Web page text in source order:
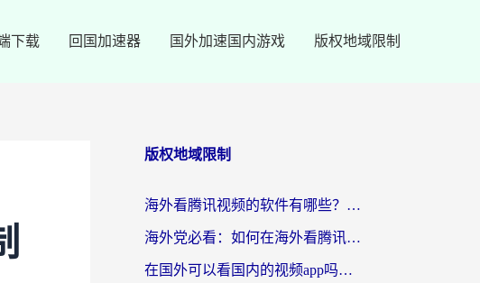
下载 回国加速器 国外加速国内游戏 版权地域限制
版权地域限制
海外看腾讯视频的软件有哪些？2026实测有效，留学生都在用的回国加速器指南
海外党必看：如何在海外看腾讯体育？解决赛事直播地区限制的终极指南
在国外可以看国内的视频app吗知乎？海外党亲测有效的追剧加速方案